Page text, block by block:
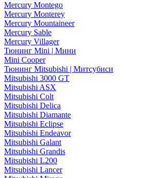
Mercury Montego
Mercury Monterey
Mercury Mountaineer
Mercury Sable
Mercury Villager
Тюнинг Mini | Мини
Mini Cooper
Тюнинг Mitsubishi | Митсубиси
Mitsubishi 3000 GT
Mitsubishi ASX
Mitsubishi Colt
Mitsubishi Delica
Mitsubishi Diamante
Mitsubishi Eclipse
Mitsubishi Endeavor
Mitsubishi Galant
Mitsubishi Grandis
Mitsubishi L200
Mitsubishi Lancer